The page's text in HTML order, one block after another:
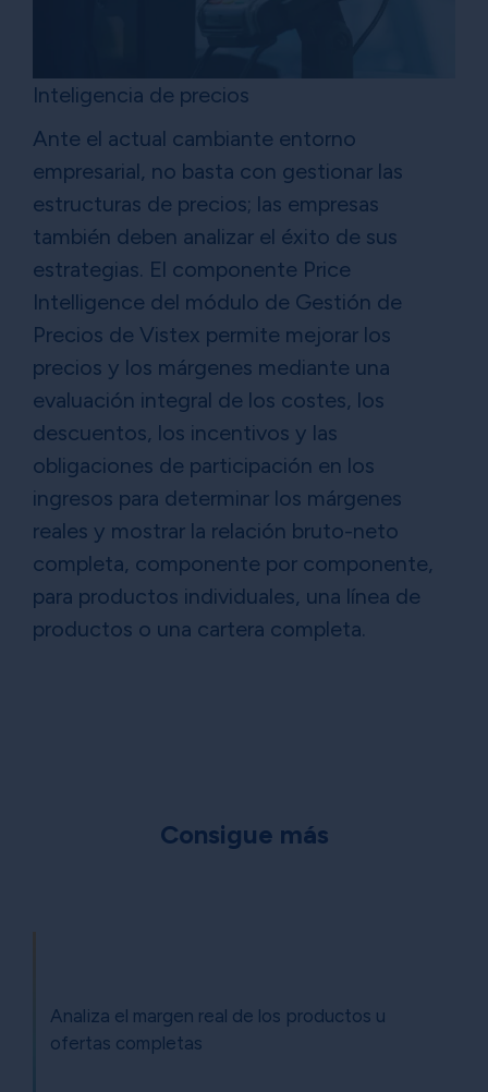
Inteligencia de precios
Ante el actual cambiante entorno
empresarial, no basta con gestionar las
estructuras de precios; las empresas
también deben analizar el éxito de sus
estrategias. El componente Price
Intelligence del módulo de Gestión de
Precios de Vistex permite mejorar los
precios y los márgenes mediante una
evaluación integral de los costes, los
descuentos, los incentivos y las
obligaciones de participación en los
ingresos para determinar los márgenes
reales y mostrar la relación bruto-neto
completa, componente por componente,
para productos individuales, una línea de
productos o una cartera completa.
Consigue más
Analiza el margen real de los productos u
ofertas completas